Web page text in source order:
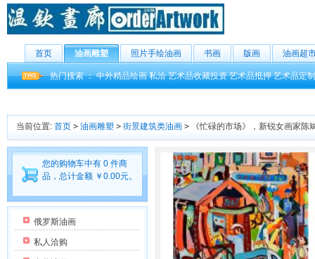
首页 油画雕塑 照片手绘油画 书画 版画 油画超
热门搜索 ：中外精品绘画 私洽 艺术品收藏投资 艺术品抵押 艺术品定制
当前位置: 首页 > 油画雕塑 > 街景建筑类油画 > 《忙碌的市场》，新锐女画家陈
您的购物车中有 0 件商
品，总计金额 ￥0.00元。
俄罗斯油画
私人洽购